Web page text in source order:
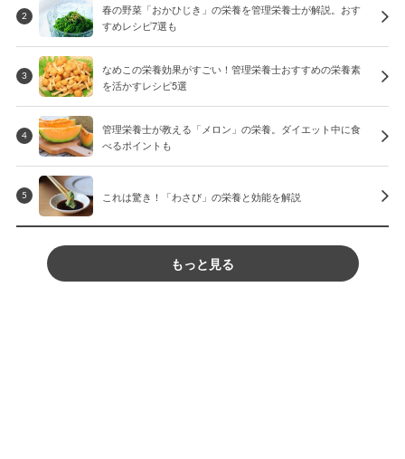
2
春の野菜「おかひじき」の栄養を管理栄養士が解説。おす
すめレシピ7選も
3
なめこの栄養効果がすごい！管理栄養士おすすめの栄養素
を活かすレシピ5選
4
管理栄養士が教える「メロン」の栄養。ダイエット中に食
べるポイントも
5 これは驚き！「わさび」の栄養と効能を解説
もっと見る